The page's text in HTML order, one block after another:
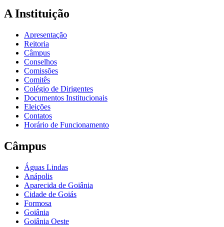
A Instituição
Apresentação
Reitoria
Câmpus
Conselhos
Comissões
Comitês
Colégio de Dirigentes
Documentos Institucionais
Eleições
Contatos
Horário de Funcionamento
Câmpus
Águas Lindas
Anápolis
Aparecida de Goiânia
Cidade de Goiás
Formosa
Goiânia
Goiânia Oeste